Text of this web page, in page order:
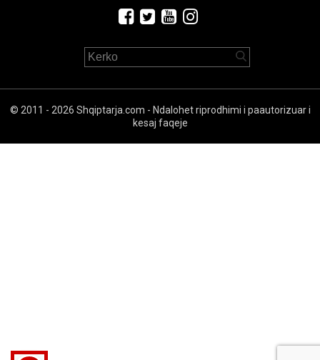
© 2011 - 2026 Shqiptarja.com - Ndalohet riprodhimi i paautorizuar i
kesaj faqeje